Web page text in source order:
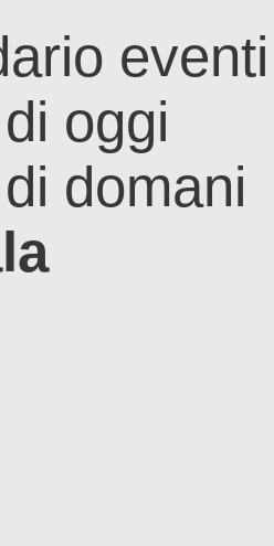
eventi
oggi
domani